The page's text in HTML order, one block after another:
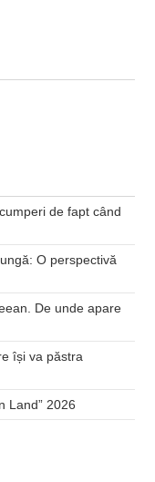
de fapt când
O perspectivă
De unde apare
își va păstra
Land” 2026